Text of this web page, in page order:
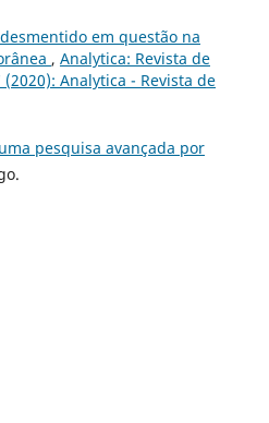
em questão na
, Analytica: Revista de
Analytica - Revista de
pesquisa avançada por